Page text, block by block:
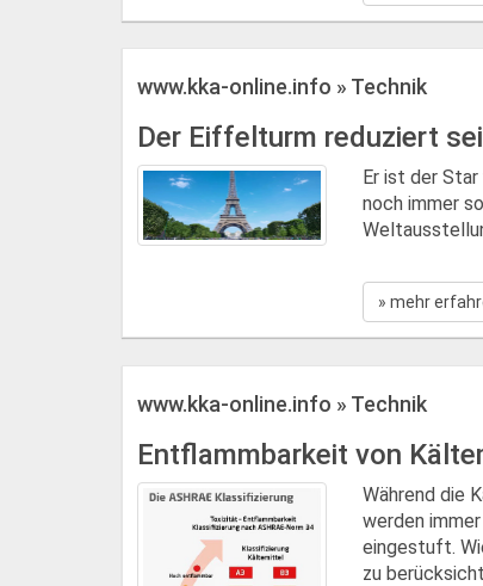
www.kka-online.info » Technik
Der Eiffelturm reduziert
Er ist der
noch immer
» mehr
www.kka-online.info » Technik
Entflammbarkeit von
Während die
werden
eingestuft.
zu